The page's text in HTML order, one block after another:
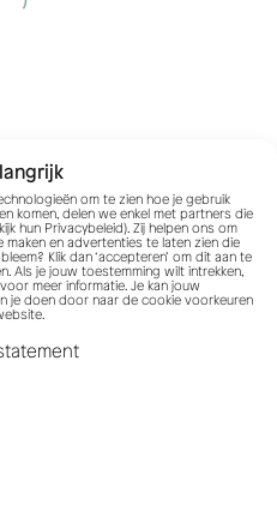
om te zien hoe je gebruik
komen, delen we enkel met partners die
hun Privacybeleid). Zij helpen ons om
en advertenties te laten zien die
Klik dan ‘accepteren’ om dit aan te
Als je jouw toestemming wilt intrekken,
meer informatie. Je kan jouw
je doen door naar de cookie voorkeuren